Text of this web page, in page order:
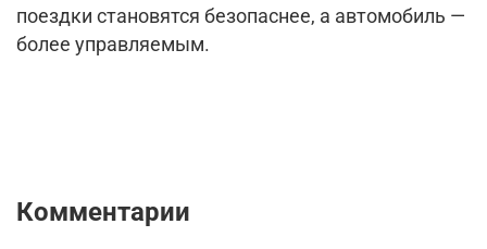
поездки становятся безопаснее, а автомобиль —
более управляемым.
Комментарии